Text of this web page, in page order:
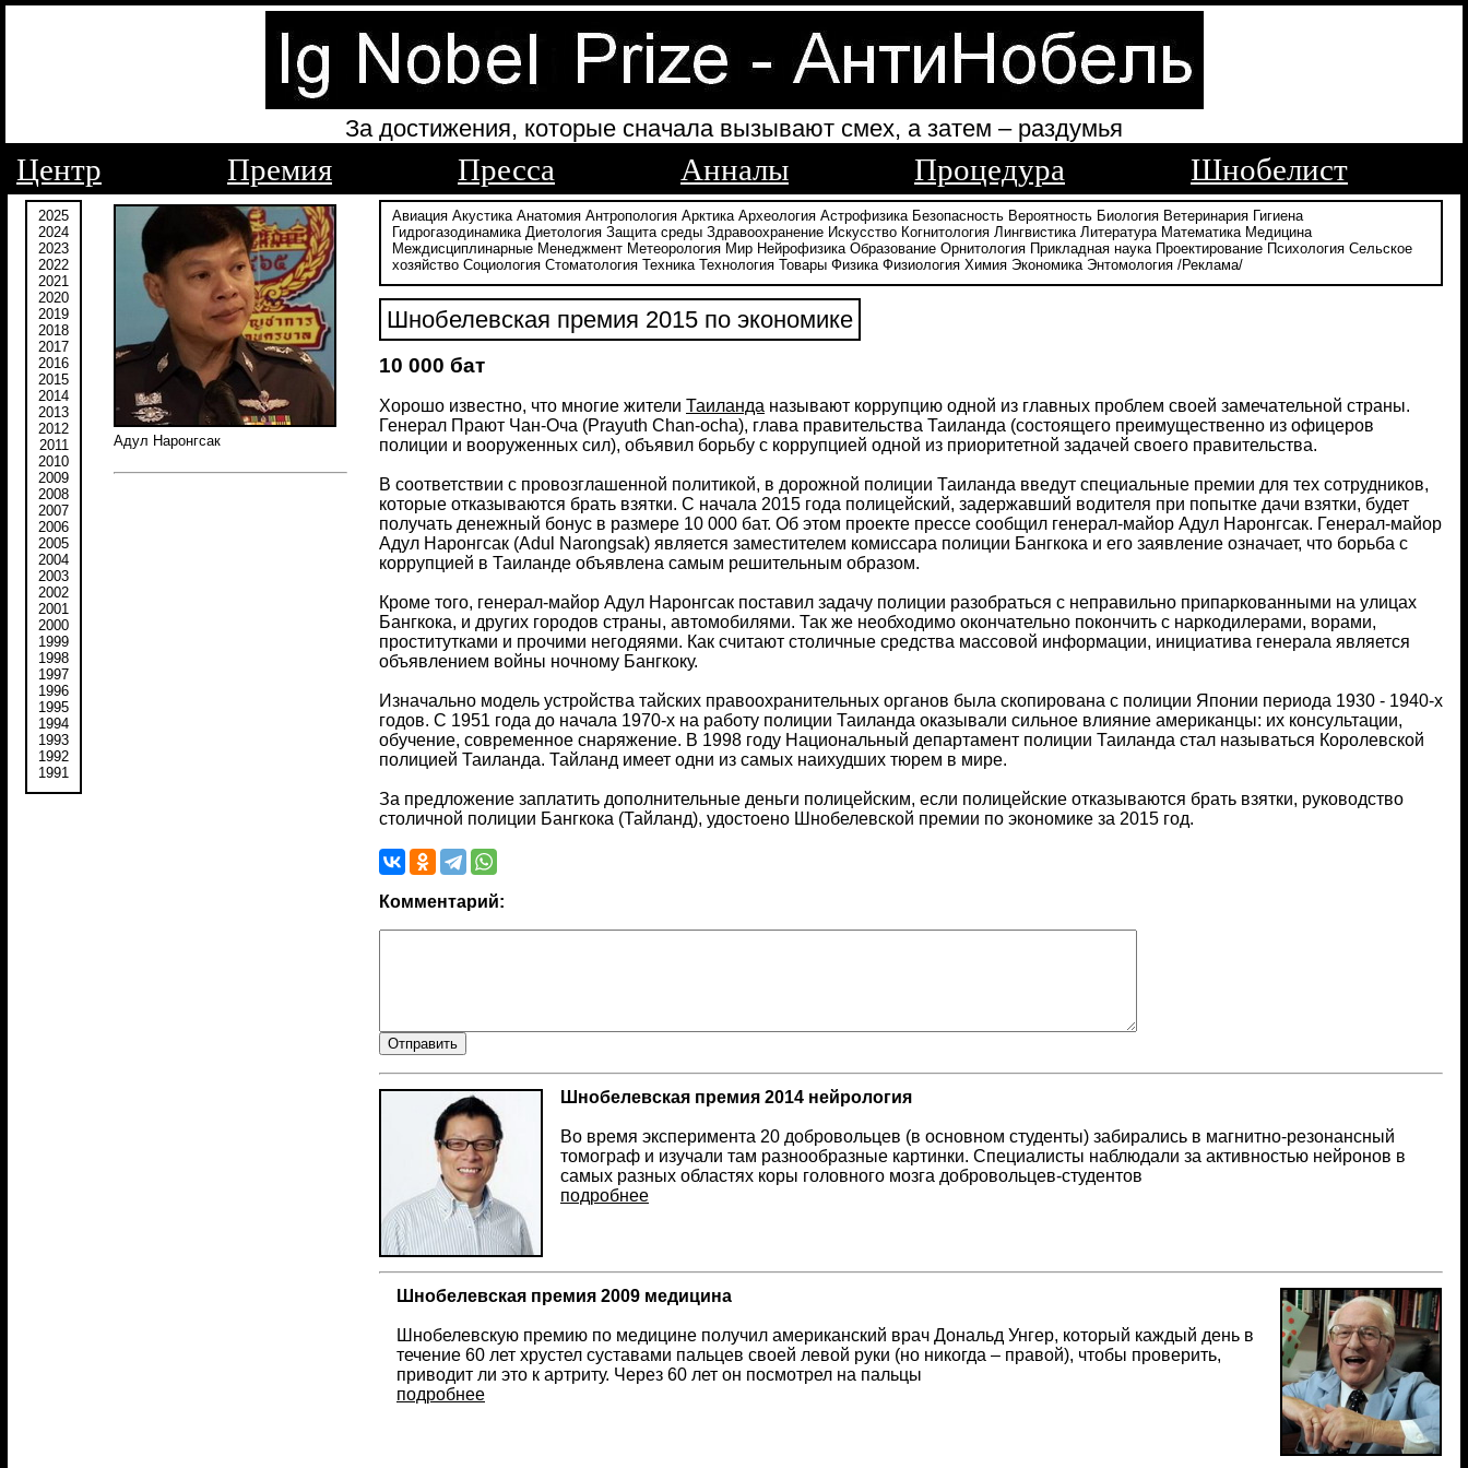
За достижения, которые сначала вызывают смех, а затем – раздумья
Центр Премия Пресса Анналы Процедура Шнобелист
2025
2024
2023
2022
2021
2020
2019
2018
2017
2016
2015
2014
2013
2012
2011
2010
2009
2008
2007
2006
2005
2004
2003
2002
2001
2000
1999
1998
1997
1996
1995
1994
1993
1992
1991
Адул Наронгсак
Авиация Акустика Анатомия Антропология Арктика Археология Астрофизика Безопасность Вероятность Биология Ветеринария Гигиена
Гидрогазодинамика Диетология Защита среды Здравоохранение Искусство Когнитология Лингвистика Литература Математика Медицина
Междисциплинарные Менеджмент Метеорология Мир Нейрофизика Образование Орнитология Прикладная наука Проектирование Психология Сельское
хозяйство Социология Стоматология Техника Технология Товары Физика Физиология Химия Экономика Энтомология /Реклама/
Шнобелевская премия 2015 по экономике
10 000 бат
Хорошо известно, что многие жители Таиланда называют коррупцию одной из главных проблем своей замечательной страны.
Генерал Прают Чан-Оча (Prayuth Chan-ocha), глава правительства Таиланда (состоящего преимущественно из офицеров
полиции и вооруженных сил), объявил борьбу с коррупцией одной из приоритетной задачей своего правительства.
В соответствии с провозглашенной политикой, в дорожной полиции Таиланда введут специальные премии для тех сотрудников,
которые отказываются брать взятки. С начала 2015 года полицейский, задержавший водителя при попытке дачи взятки, будет
получать денежный бонус в размере 10 000 бат. Об этом проекте прессе сообщил генерал-майор Адул Наронгсак. Генерал-майор
Адул Наронгсак (Adul Narongsak) является заместителем комиссара полиции Бангкока и его заявление означает, что борьба с
коррупцией в Таиланде объявлена самым решительным образом.
Кроме того, генерал-майор Адул Наронгсак поставил задачу полиции разобраться с неправильно припаркованными на улицах
Бангкока, и других городов страны, автомобилями. Так же необходимо окончательно покончить с наркодилерами, ворами,
проститутками и прочими негодяями. Как считают столичные средства массовой информации, инициатива генерала является
объявлением войны ночному Бангкоку.
Изначально модель устройства тайских правоохранительных органов была скопирована с полиции Японии периода 1930 - 1940-х
годов. С 1951 года до начала 1970-х на работу полиции Таиланда оказывали сильное влияние американцы: их консультации,
обучение, современное снаряжение. В 1998 году Национальный департамент полиции Таиланда стал называться Королевской
полицией Таиланда. Тайланд имеет одни из самых наихудших тюрем в мире.
За предложение заплатить дополнительные деньги полицейским, если полицейские отказываются брать взятки, руководство
столичной полиции Бангкока (Тайланд), удостоено Шнобелевской премии по экономике за 2015 год.
Комментарий:
Шнобелевская премия 2014 нейрология
Во время эксперимента 20 добровольцев (в основном студенты) забирались в магнитно-резонансный
томограф и изучали там разнообразные картинки. Специалисты наблюдали за активностью нейронов в
самых разных областях коры головного мозга добровольцев-студентов
подробнее
Шнобелевская премия 2009 медицина
Шнобелевскую премию по медицине получил американский врач Дональд Унгер, который каждый день в
течение 60 лет хрустел суставами пальцев своей левой руки (но никогда – правой), чтобы проверить,
приводит ли это к артриту. Через 60 лет он посмотрел на пальцы
подробнее